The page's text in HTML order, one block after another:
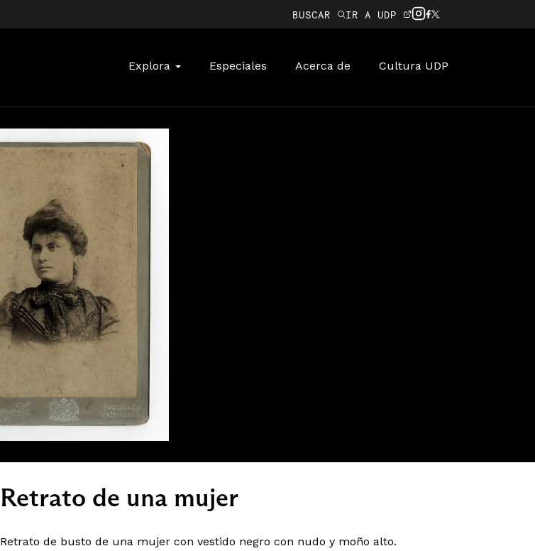
BUSCAR IR A UDP
Explora Especiales Acerca de Cultura UDP
Retrato de una mujer
Retrato de busto de una mujer con vestido negro con nudo y moño alto.